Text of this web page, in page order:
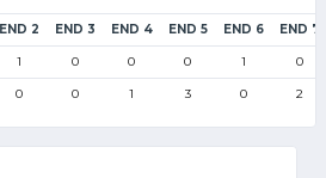
END 2 END 3 END 4 END 5 END 6 END 7
1 0 0 0 1 0
0 0 1 3 0 2